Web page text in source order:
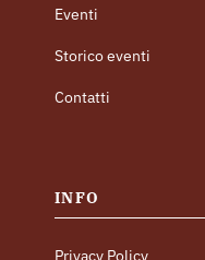
Eventi
Storico eventi
Contatti
INFO
Privacy Policy